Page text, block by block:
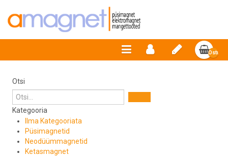
Otsi
Kategooria
Ilma Kategooriata
Püsimagnetid
Neodüümmagnetid
Ketasmagnet